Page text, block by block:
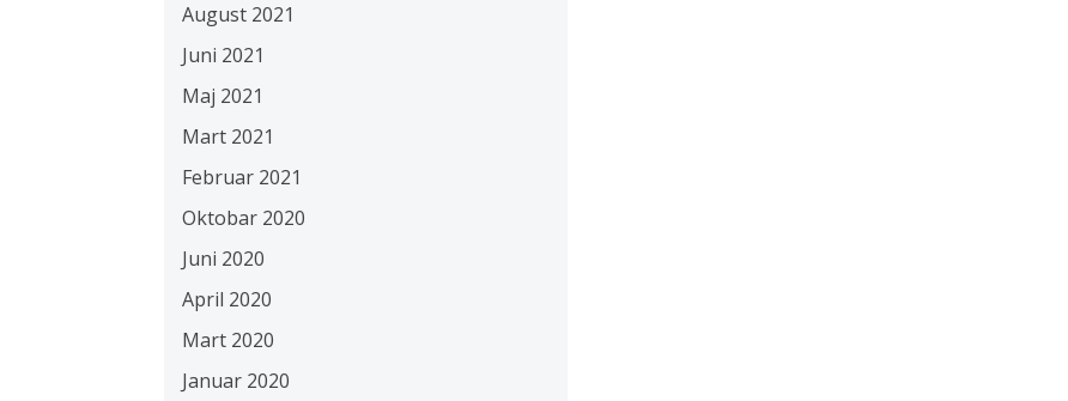
August 2021
Juni 2021
Maj 2021
Mart 2021
Februar 2021
Oktobar 2020
Juni 2020
April 2020
Mart 2020
Januar 2020